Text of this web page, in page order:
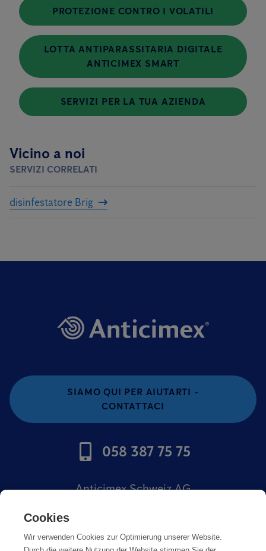
PROTEZIONE CONTRO I VOLATILI
LOTTA ANTIPARASSITARIA DIGITALE
ANTICIMEX SMART
SERVIZI PER LA TUA AZIENDA
Vicino a noi
SERVIZI CORRELATI
disinfestatore Brig
SIAMO QUI PER AIUTARTI -
CONTATTACI
058 387 75 75
Anticimex Schweiz AG
Impronta
Cookies
Wir verwenden Cookies zur Optimierung unserer Website.